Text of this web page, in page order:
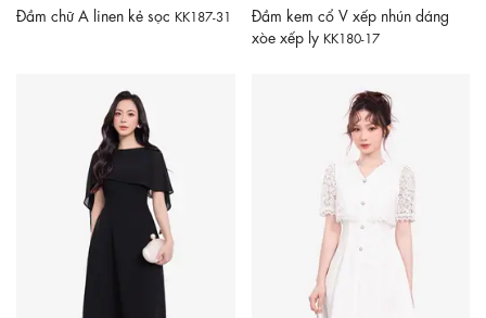
Đầm chữ A linen kẻ sọc KK187-31
Đầm kem cổ V xếp nhún dáng
xòe xếp ly KK180-17